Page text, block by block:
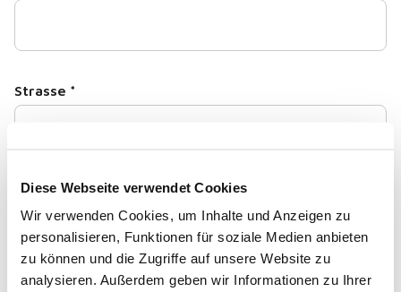
Diese Webseite verwendet Cookies
Wir verwenden Cookies, um Inhalte und Anzeigen zu
personalisieren, Funktionen für soziale Medien anbieten
zu können und die Zugriffe auf unsere Website zu
analysieren. Außerdem geben wir Informationen zu Ihrer
Strasse *
Hausnummer*